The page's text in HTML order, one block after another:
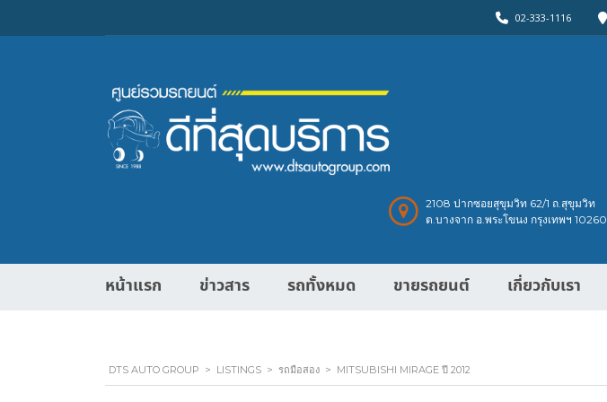
02-333-1116
2108 ปากซอยสุขุมวิท 62/1 ถ.สุขุมวิท
ต.บางจาก อ.พระโขนง กรุงเทพฯ 10260
หน้าแรก ข่าวสาร รถทั้งหมด ขายรถยนต์ เกี่ยวกับเรา
DTS AUTO GROUP > LISTINGS > รถมือสอง > MITSUBISHI MIRAGE ปี 2012